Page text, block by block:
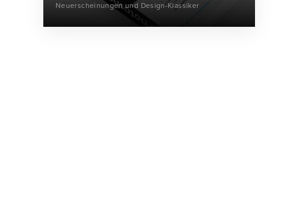
Neuerscheinungen und Design-Klassiker